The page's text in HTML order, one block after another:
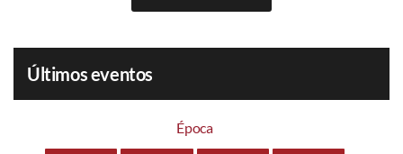
Últimos eventos
Época